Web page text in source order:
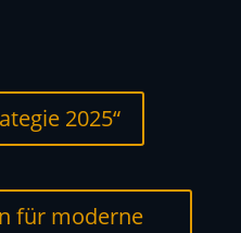
2025“
für moderne